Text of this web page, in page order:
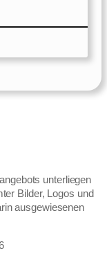
unterliegen
Bilder, Logos und
ausgewiesenen